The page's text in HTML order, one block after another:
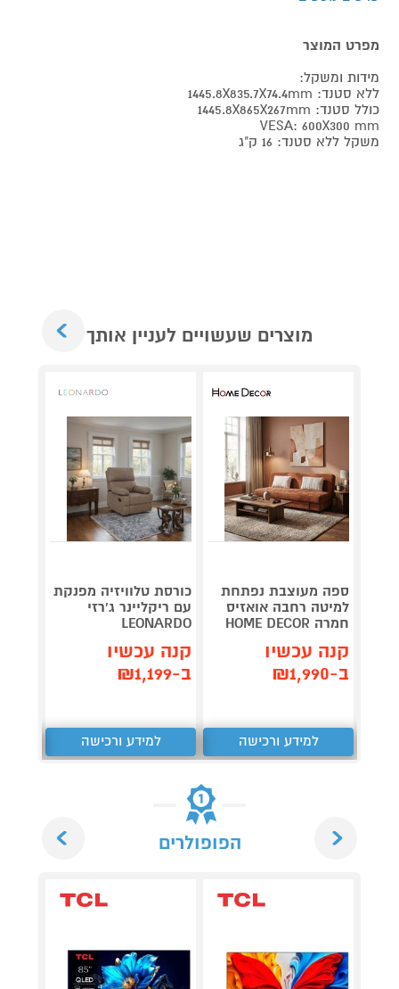
מפרט המוצר
מידות ומשקל:
ללא סטנד: 1445.8X835.7X74.4mm
כולל סטנד: 1445.8X865X267mm
VESA: 600X300 mm
משקל ללא סטנד: 16 ק"ג
מוצרים שעשויים לעניין אותך
ספה מעוצבת נפתחת
למיטה רחבה אואזיס
חמרה HOME DECOR
קנה עכשיו
ב-₪1,990
למידע ורכישה
כורסת טלוויזיה מפנקת
עם ריקליינר ג'רזי
LEONARDO
קנה עכשיו
ב-₪1,199
למידע ורכישה
הפופולרים